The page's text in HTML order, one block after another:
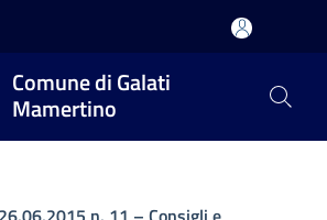
Comune di Galati
Mamertino